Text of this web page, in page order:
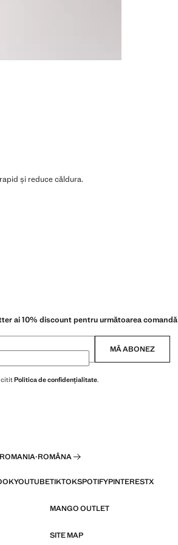
și reduce căldura.
ai 10% discount pentru următoarea comandă
MĂ ABONEZ
cititPolitica de confidențialitate.
ROMANIA·ROMÂNA
YOUTUBETIKTOKSPOTIFYPINTERESTX
MANGO OUTLET
SITE MAP